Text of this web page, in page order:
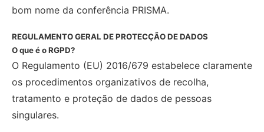
bom nome da conferência PRISMA.
REGULAMENTO GERAL DE PROTECÇÃO DE DADOS
O que é o RGPD?
O Regulamento (EU) 2016/679 estabelece claramente
os procedimentos organizativos de recolha,
tratamento e proteção de dados de pessoas
singulares.